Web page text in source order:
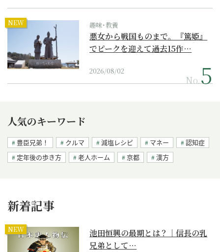
NEW 趣味･教養
悪女から戦国ものまで。『篤姫』
でピークを迎えて過去15作…
2026/08/02
No.
人気のキーワード
豊臣兄弟！ クルマ 減塩レシピ マネー
認知症
定年後の歩き方
老人ホーム 京都 漢方
新着記事
NEW
池田恒興の最期とは？｜信長の乳
兄弟として…